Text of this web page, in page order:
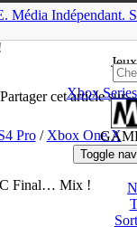
Média Indépendant.
Jeux
Xbox
Toggle
Partager cet article sur
Pro/ Xbox One X
Final… Mix !